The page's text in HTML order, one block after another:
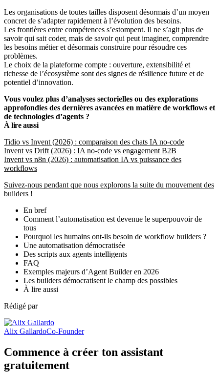
Les organisations de toutes tailles disposent désormais d’un moyen
concret de s’adapter rapidement à l’évolution des besoins.
Les frontières entre compétences s’estompent. Il ne s’agit plus de
savoir qui sait coder, mais de savoir qui peut imaginer, comprendre
les besoins métier et désormais construire pour résoudre ces
problèmes.
Le choix de la plateforme compte : ouverture, extensibilité et
richesse de l’écosystème sont des signes de résilience future et de
potentiel d’innovation.
Vous voulez plus d’analyses sectorielles ou des explorations
approfondies des dernières avancées en matière de workflows et
de technologies d’agents ?
À lire aussi
Tidio vs Invent (2026) : comparaison des chats IA no-code
Invent vs Drift (2026) : IA no-code vs engagement B2B
Invent vs n8n (2026) : automatisation IA vs puissance des
workflows
Suivez-nous pendant que nous explorons la suite du mouvement des
builders !
En bref
Comment l’automatisation est devenue le superpouvoir de
tous
Pourquoi les humains ont-ils besoin de workflow builders ?
Une automatisation démocratisée
Des scripts aux agents intelligents
FAQ
Exemples majeurs d’Agent Builder en 2026
Les builders démocratisent le champ des possibles
À lire aussi
Rédigé par
Alix GallardoCo-Founder
Commence à créer ton assistant
gratuitement